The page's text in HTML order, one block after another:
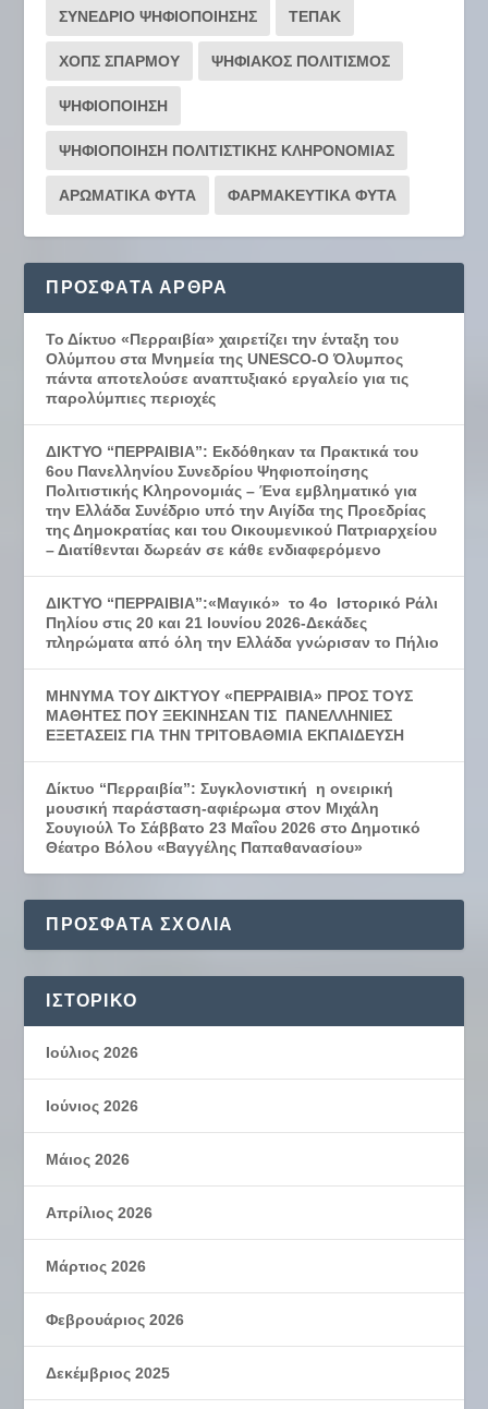
ΣΥΝΕΔΡΙΟ ΨΗΦΙΟΠΟΙΗΣΗΣ ΤΕΠΑΚ
ΧΟΠΣ ΣΠΑΡΜΟΥ ΨΗΦΙΑΚΟΣ ΠΟΛΙΤΙΣΜΟΣ
ΨΗΦΙΟΠΟΙΗΣΗ
ΨΗΦΙΟΠΟΙΗΣΗ ΠΟΛΙΤΙΣΤΙΚΗΣ ΚΛΗΡΟΝΟΜΙΑΣ
ΑΡΩΜΑΤΙΚΑ ΦΥΤΑ ΦΑΡΜΑΚΕΥΤΙΚΑ ΦΥΤΑ
ΠΡΌΣΦΑΤΑ ΆΡΘΡΑ
Το Δίκτυο «Περραιβία» χαιρετίζει την ένταξη του
Ολύμπου στα Μνημεία της UNESCO-Ο Όλυμπος
πάντα αποτελούσε αναπτυξιακό εργαλείο για τις
παρολύμπιες περιοχές
ΔΙΚΤΥΟ “ΠΕΡΡΑΙΒΙΑ”: Εκδόθηκαν τα Πρακτικά του
6ου Πανελληνίου Συνεδρίου Ψηφιοποίησης
Πολιτιστικής Κληρονομιάς – Ένα εμβληματικό για
την Ελλάδα Συνέδριο υπό την Αιγίδα της Προεδρίας
της Δημοκρατίας και του Οικουμενικού Πατριαρχείου
– Διατίθενται δωρεάν σε κάθε ενδιαφερόμενο
ΔΙΚΤΥΟ “ΠΕΡΡΑΙΒΙΑ”:«Μαγικό» το 4ο Ιστορικό Ράλι
Πηλίου στις 20 και 21 Ιουνίου 2026-Δεκάδες
πληρώματα από όλη την Ελλάδα γνώρισαν το Πήλιο
ΜΗΝΥΜΑ ΤΟΥ ΔΙΚΤΥΟΥ «ΠΕΡΡΑΙΒΙΑ» ΠΡΟΣ ΤΟΥΣ
ΜΑΘΗΤΕΣ ΠΟΥ ΞΕΚΙΝΗΣΑΝ ΤΙΣ ΠΑΝΕΛΛΗΝΙΕΣ
ΕΞΕΤΑΣΕΙΣ ΓΙΑ ΤΗΝ ΤΡΙΤΟΒΑΘΜΙΑ ΕΚΠΑΙΔΕΥΣΗ
Δίκτυο “Περραιβία”: Συγκλονιστική η ονειρική
μουσική παράσταση-αφιέρωμα στον Μιχάλη
Σουγιούλ Το Σάββατο 23 Μαΐου 2026 στο Δημοτικό
Θέατρο Βόλου «Βαγγέλης Παπαθανασίου»
ΠΡΌΣΦΑΤΑ ΣΧΌΛΙΑ
ΙΣΤΟΡΙΚΌ
Ιούλιος 2026
Ιούνιος 2026
Μάιος 2026
Απρίλιος 2026
Μάρτιος 2026
Φεβρουάριος 2026
Δεκέμβριος 2025